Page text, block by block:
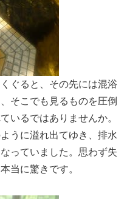
ぐると、その先には混浴
そこでも見るものを圧倒
いるではありませんか。
うに溢れ出てゆき、排水
っていました。思わず失
当に驚きです。